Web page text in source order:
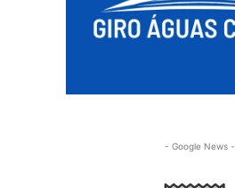
- Google News -